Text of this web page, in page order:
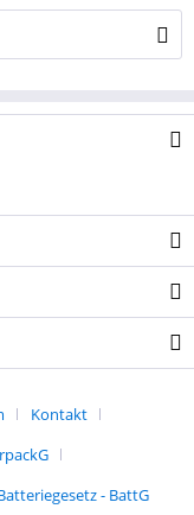
Kontakt
- BattG